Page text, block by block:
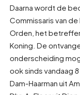
Daarna wordt de
Commissaris van
Orden, het
Koning. De
onderscheiding
ook sinds vandaag
Dam-Haarman uit